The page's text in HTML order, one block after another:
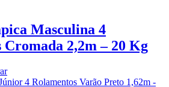
Masculina 4
Cromada 2,2m – 20 Kg